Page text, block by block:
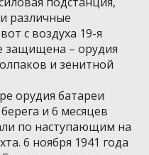
различные
с воздуха 19-я
защищена – орудия
и зенитной
орудия батареи
и 6 месяцев
по наступающим на
6 ноября 1941 года